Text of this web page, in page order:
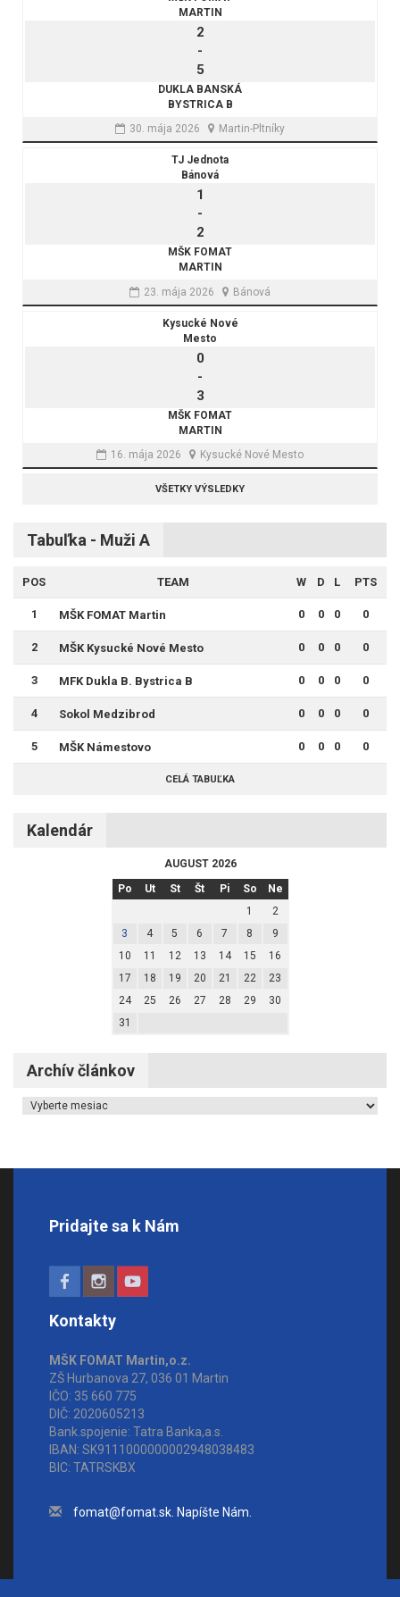
MARTIN
2
-
5
DUKLA BANSKÁ
BYSTRICA B
30. mája 2026
Martin-Pltníky
TJ Jednota
Bánová
1
-
2
MŠK FOMAT
MARTIN
23. mája 2026
Bánová
Kysucké Nové
Mesto
0
-
3
MŠK FOMAT
MARTIN
16. mája 2026
Kysucké Nové Mesto
VŠETKY VÝSLEDKY
Tabuľka - Muži A
POS TEAM W D L PTS
1 MŠK FOMAT Martin 0 0 0 0
2 MŠK Kysucké Nové Mesto 0 0 0 0
3 MFK Dukla B. Bystrica B 0 0 0 0
4 Sokol Medzibrod 0 0 0 0
5 MŠK Námestovo 0 0 0 0
CELÁ TABUĽKA
Kalendár
AUGUST 2026
Po
Ut St Št Pi So
Ne
1
2
3
4 5 6 7 8
9
10
11 12 13 14 15
16
17
18 19 20 21 22
23
24
25 26 27 28 29
30
31
Archív článkov
Archív článkov
Pridajte sa k Nám
Kontakty
MŠK FOMAT Martin,o.z.
ZŠ Hurbanova 27, 036 01 Martin
IČO: 35 660 775
DIČ: 2020605213
Bank.spojenie: Tatra Banka,a.s.
IBAN: SK9111000000002948038483
BIC: TATRSKBX
fomat@fomat.sk. Napíšte Nám.